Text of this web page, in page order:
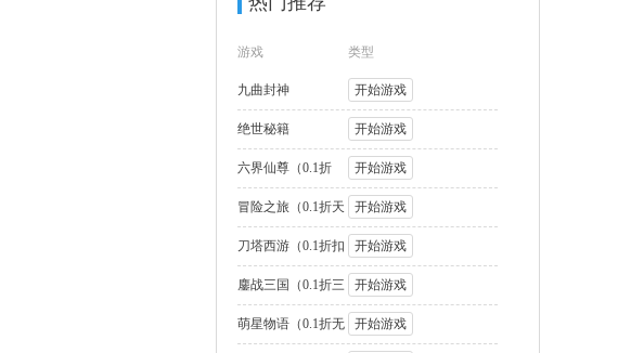
游戏 类型
九曲封神 开始游戏
绝世秘籍 开始游戏
六界仙尊（0.1折
2000福利版
开始游戏
冒险之旅（0.1折天
天送1W代币
开始游戏
刀塔西游（0.1折扣
版）
开始游戏
鏖战三国（0.1折三
国2名将盲盒
开始游戏
萌星物语（0.1折无 开始游戏